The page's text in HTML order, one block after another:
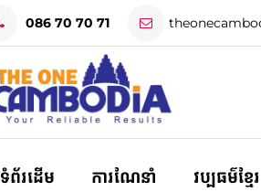
086 70 70 71
ទំព័រដើម ការណែនាំ វប្បធម៌ខ្មែរ